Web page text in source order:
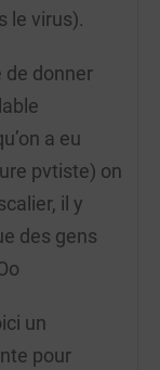
le virus).
de donner
a eu
pvtiste) on
il y
des gens
un
pour